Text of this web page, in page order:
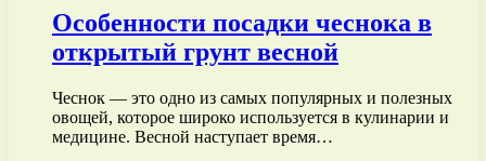
Особенности посадки чеснока в
открытый грунт весной
Чеснок — это одно из самых популярных и полезных
овощей, которое широко используется в кулинарии и
медицине. Весной наступает время…